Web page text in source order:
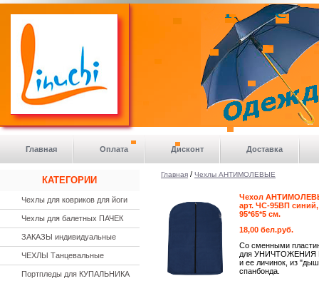
Главная Оплата Дисконт Доставка
КАТЕГОРИИ
Чехлы для ковриков для йоги
Чехлы для балетных ПАЧЕК
ЗАКАЗЫ индивидуальные
ЧЕХЛЫ Танцевальные
Портпледы для КУПАЛЬНИКА
Главная / Чехлы АНТИМОЛЕВЫЕ
Чехол
арт. ЧС-95ВП синий,
95*65*5 см.
18,00 бел.руб.
Со сменными
для
и ее личинок, из
спанбонда.